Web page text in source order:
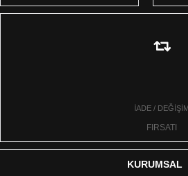
İADE / DEĞİŞİM
FIRSATI
KURUMSAL